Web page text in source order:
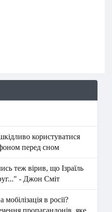
користуватися
перед сном
теж вірив, що Ізраїль
- Джон Сміт
мобілізація в росії?